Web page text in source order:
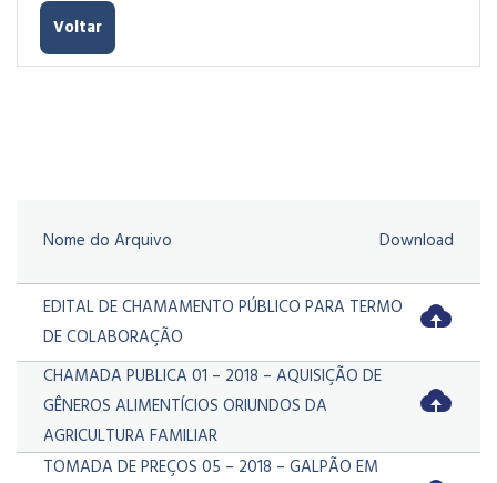
Voltar
Nome do Arquivo Download
EDITAL DE CHAMAMENTO PÚBLICO PARA TERMO
DE COLABORAÇÃO
CHAMADA PUBLICA 01 – 2018 – AQUISIÇÃO DE
GÊNEROS ALIMENTÍCIOS ORIUNDOS DA
AGRICULTURA FAMILIAR
TOMADA DE PREÇOS 05 – 2018 – GALPÃO EM